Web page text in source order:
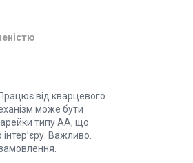
від кварцевого
може бути
типу АА, що
Важливо.